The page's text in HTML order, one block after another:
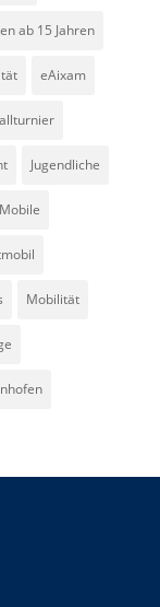
ab 15 Jahren
eAixam
Jugendliche
Mobilität